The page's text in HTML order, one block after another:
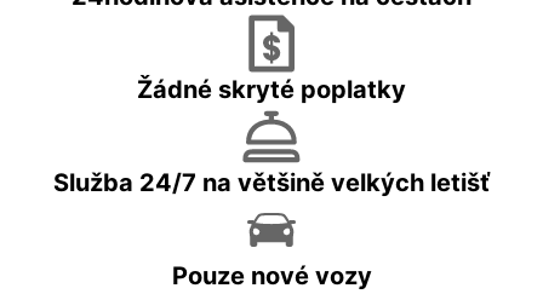
Žádné skryté poplatky
Služba 24/7 na většině velkých letišť
Pouze nové vozy